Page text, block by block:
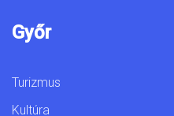
Győr
Turizmus
Kultúra